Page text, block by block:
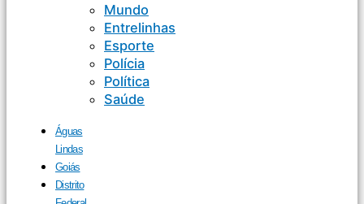
Mundo
Entrelinhas
Esporte
Polícia
Política
Saúde
Águas
Lindas
Goiás
Distrito